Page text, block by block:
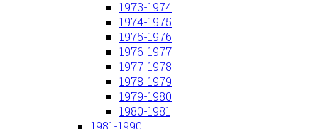
1973-1974
1974-1975
1975-1976
1976-1977
1977-1978
1978-1979
1979-1980
1980-1981
1981-1990